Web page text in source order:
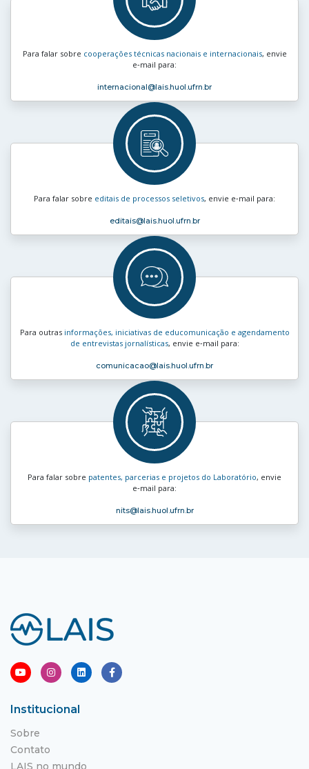
Para falar sobre cooperações técnicas nacionais e internacionais, envie
e‑mail para:
internacional@lais.huol.ufrn.br
Para falar sobre editais de processos seletivos, envie e‑mail para:
editais@lais.huol.ufrn.br
Para outras informações, iniciativas de educomunicação e agendamento
de entrevistas jornalísticas, envie e‑mail para:
comunicacao@lais.huol.ufrn.br
Para falar sobre patentes, parcerias e projetos do Laboratório, envie
e‑mail para:
nits@lais.huol.ufrn.br
Institucional
Sobre
Contato
LAIS no mundo